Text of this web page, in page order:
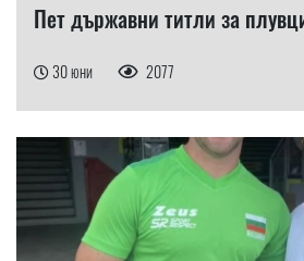
Пет държавни титли за
30 юни 2077